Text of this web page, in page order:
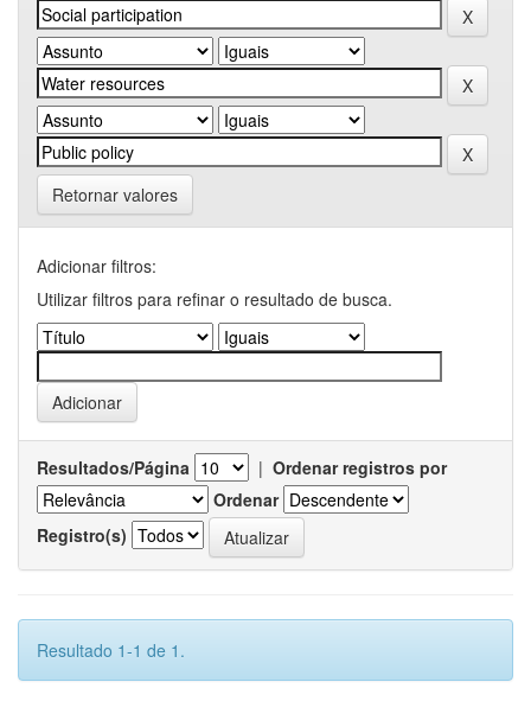
Retornar valores
Adicionar filtros:
Utilizar filtros para refinar o resultado de busca.
Resultados/Página | Ordenar registros por
Ordenar
Registro(s)
Resultado 1-1 de 1.